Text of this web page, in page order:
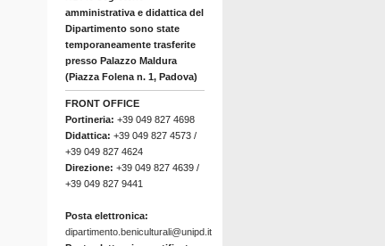
amministrativa e didattica del
Dipartimento sono state
temporaneamente trasferite
presso Palazzo Maldura
(Piazza Folena n. 1, Padova)
FRONT OFFICE
Portineria: +39 049 827 4698
Didattica: +39 049 827 4573 /
+39 049 827 4624
Direzione: +39 049 827 4639 /
+39 049 827 9441
Posta elettronica:
dipartimento.beniculturali@unipd.it